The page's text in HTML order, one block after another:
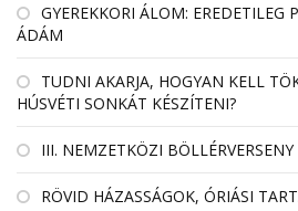
GYEREKKORI ÁLOM: EREDETILEG
ÁDÁM
TUDNI AKARJA, HOGYAN KELL
HÚSVÉTI SONKÁT KÉSZÍTENI?
III. NEMZETKÖZI
RÖVID HÁZASSÁGOK, ÓRIÁSI